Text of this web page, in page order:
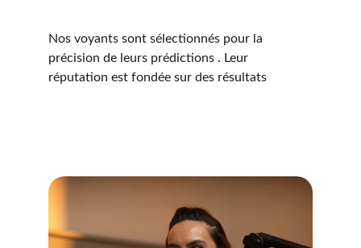
Nos voyants sont sélectionnés pour la
précision de leurs prédictions . Leur
réputation est fondée sur des résultats